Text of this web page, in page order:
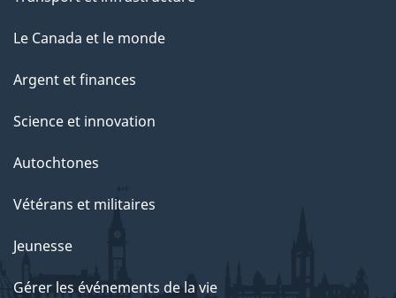
Le Canada et le monde
Argent et finances
Science et innovation
Autochtones
Vétérans et militaires
Jeunesse
Gérer les événements de la vie